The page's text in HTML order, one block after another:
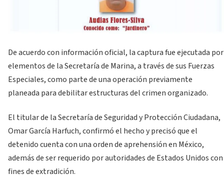
De acuerdo con información oficial, la captura fue ejecutada por
elementos de la Secretaría de Marina, a través de sus Fuerzas
Especiales, como parte de una operación previamente
planeada para debilitar estructuras del crimen organizado.
El titular de la Secretaría de Seguridad y Protección Ciudadana,
Omar García Harfuch, confirmó el hecho y precisó que el
detenido cuenta con una orden de aprehensión en México,
además de ser requerido por autoridades de Estados Unidos con
fines de extradición.